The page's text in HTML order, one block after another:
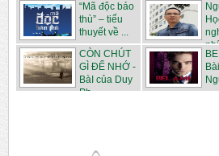
“Mã độc báo
thù” – tiểu
thuyết về ...
CÒN CHÚT
GÌ ĐỂ NHỚ -
BàI của Duy
Ph...